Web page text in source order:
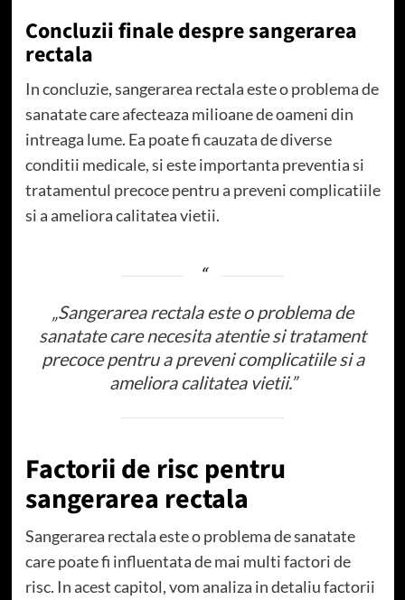
Concluzii finale despre sangerarea
rectala
In concluzie, sangerarea rectala este o problema de
sanatate care afecteaza milioane de oameni din
intreaga lume. Ea poate fi cauzata de diverse
conditii medicale, si este importanta preventia si
tratamentul precoce pentru a preveni complicatiile
si a ameliora calitatea vietii.
„Sangerarea rectala este o problema de
sanatate care necesita atentie si tratament
precoce pentru a preveni complicatiile si a
ameliora calitatea vietii.”
Factorii de risc pentru
sangerarea rectala
Sangerarea rectala este o problema de sanatate
care poate fi influentata de mai multi factori de
risc. In acest capitol, vom analiza in detaliu factorii